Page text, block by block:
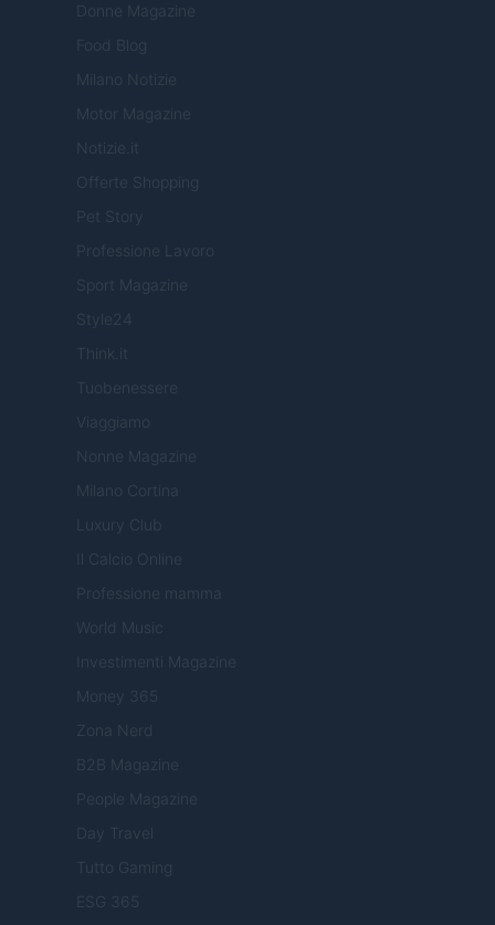
Donne Magazine
Food Blog
Milano Notizie
Motor Magazine
Notizie.it
Offerte Shopping
Pet Story
Professione Lavoro
Sport Magazine
Style24
Think.it
Tuobenessere
Viaggiamo
Nonne Magazine
Milano Cortina
Luxury Club
Il Calcio Online
Professione mamma
World Music
Investimenti Magazine
Money 365
Zona Nerd
B2B Magazine
People Magazine
Day Travel
Tutto Gaming
ESG 365